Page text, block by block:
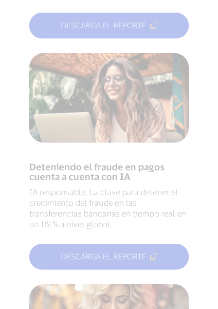
DESCARGA EL REPORTE
Deteniendo el fraude en pagos
cuenta a cuenta con IA
IA responsable: La clave para detener el
crecimiento del fraude en las
transferencias bancarias en tiempo real en
un 161% a nivel global.
DESCARGA EL REPORTE